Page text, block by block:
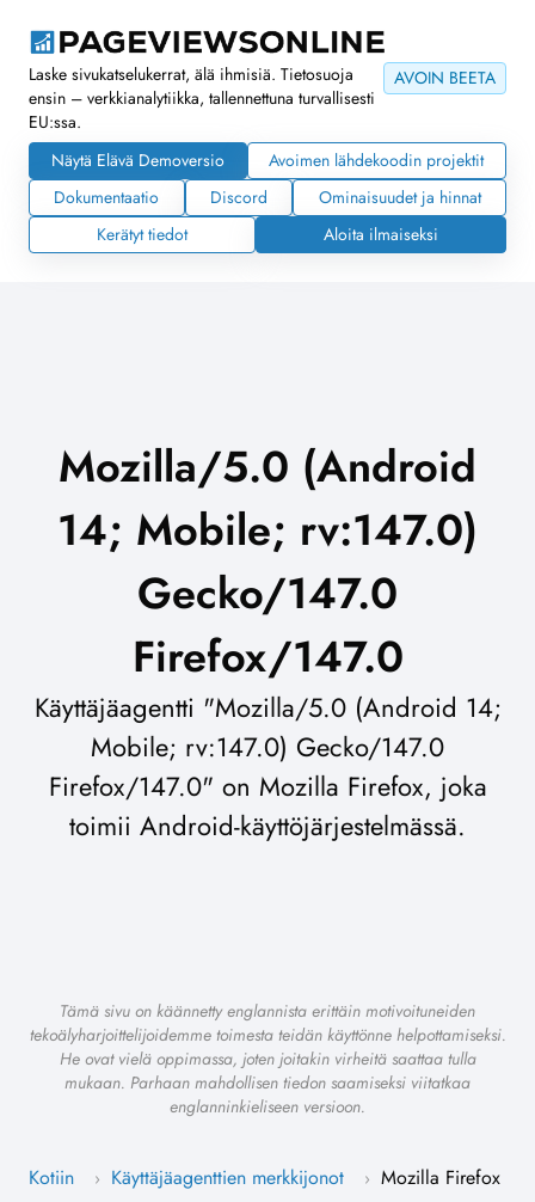
AVOIN BEETA
Laske sivukatselukerrat, älä ihmisiä. Tietosuoja
ensin – verkkianalytiikka, tallennettuna turvallisesti
EU:ssa.
Näytä Elävä Demoversio
Avoimen lähdekoodin projektit
Dokumentaatio
Discord
Ominaisuudet ja hinnat
Kerätyt tiedot
Aloita ilmaiseksi
Mozilla/5.0 (Android
14; Mobile; rv:147.0)
Gecko/147.0
Firefox/147.0
Käyttäjäagentti "Mozilla/5.0 (Android 14;
Mobile; rv:147.0) Gecko/147.0
Firefox/147.0" on Mozilla Firefox, joka
toimii Android-käyttöjärjestelmässä.
Tämä sivu on käännetty englannista erittäin motivoituneiden
tekoälyharjoittelijoidemme toimesta teidän käyttönne helpottamiseksi.
He ovat vielä oppimassa, joten joitakin virheitä saattaa tulla
mukaan. Parhaan mahdollisen tiedon saamiseksi viitatkaa
englanninkieliseen versioon.
Kotiin › Käyttäjäagenttien merkkijonot › Mozilla Firefox